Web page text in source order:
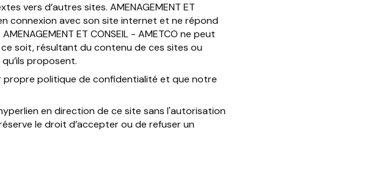
vers d’autres sites. AMENAGEMENT ET
connexion avec son site internet et ne répond
ET CONSEIL - AMETCO ne peut
soit, résultant du contenu de ces sites ou
proposent.
propre politique de confidentialité et que notre
en direction de ce site sans l'autorisation
le droit d’accepter ou de refuser un